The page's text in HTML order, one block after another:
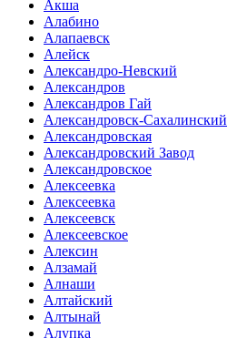
Акша
Алабино
Алапаевск
Алейск
Александро-Невский
Александров
Александров Гай
Александровск-Сахалинский
Александровская
Александровский Завод
Александровское
Алексеевка
Алексеевка
Алексеевск
Алексеевское
Алексин
Алзамай
Алнаши
Алтайский
Алтынай
Алупка